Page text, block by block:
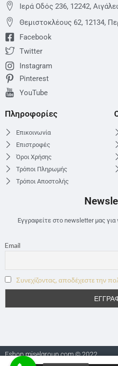
Ιερά Οδός 236, 12242,
Θεμιστoκλέους 62, 12134,
Facebook
Twitter
Instagram
Pinterest
YouTube
Πληροφορίες
Επικοινωνία
Επιστροφές
Όροι Χρήσης
Τρόποι Πληρωμής
Τρόποι Αποστολής
Εγγραφείτε στο newsletter μας για
Email
Συνεχίζοντας, αποδέχεστε την
Eshop.miselgroup.com © 2022